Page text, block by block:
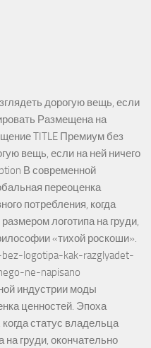
дорогую вещь, если
Размещена на
TITLE Премиум без
вещь, если на ней ничего
В современной
переоценка
потребления, когда
логотипа на груди,
«тихой роскоши».
logotipa-kak-razglyadet-
ne-napisano
индустрии моды
ценностей. Эпоха
статус владельца
груди, окончательно